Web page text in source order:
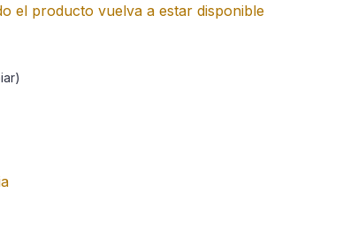
el producto vuelva a estar disponible